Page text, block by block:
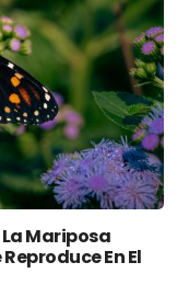
Mariposa
En El